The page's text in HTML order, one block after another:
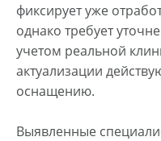
фиксирует уже
однако требует
учетом реальной
актуализации
оснащению.
Выявленные